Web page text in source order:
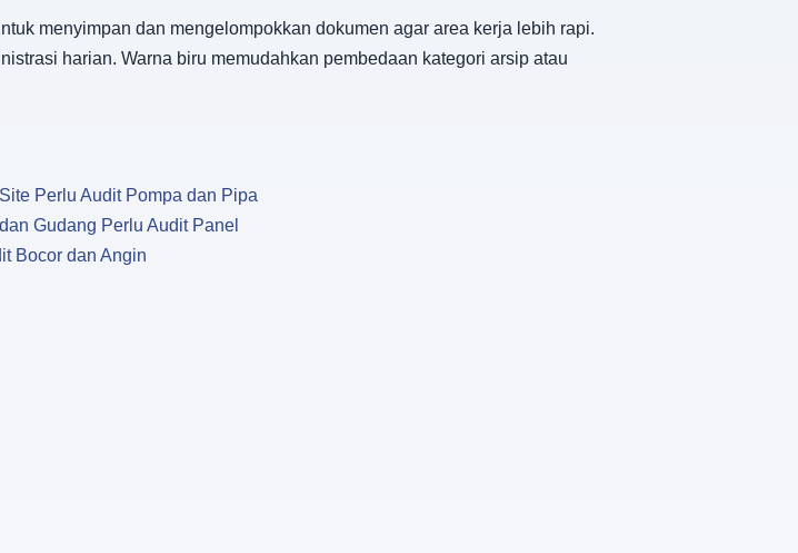
menyimpan dan mengelompokkan dokumen agar area kerja lebih rapi.
harian. Warna biru memudahkan pembedaan kategori arsip atau
Perlu Audit Pompa dan Pipa
Gudang Perlu Audit Panel
Bocor dan Angin